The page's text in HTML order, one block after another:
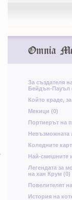
ю
Ч
ш
з
Omnia
За създателя
Бейдън-Пауъл
Който краде,
Мекици (0)
Портиерът на
Невъзможната
Коледните
Най-смешните
Легендата за
на хан Крум (0)
Повелителят
История на